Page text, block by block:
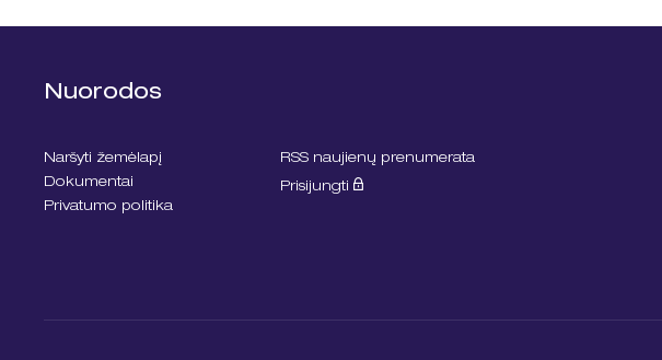
Nuorodos
Naršyti žemėlapį
Dokumentai
Privatumo politika
RSS naujienų prenumerata
Prisijungti